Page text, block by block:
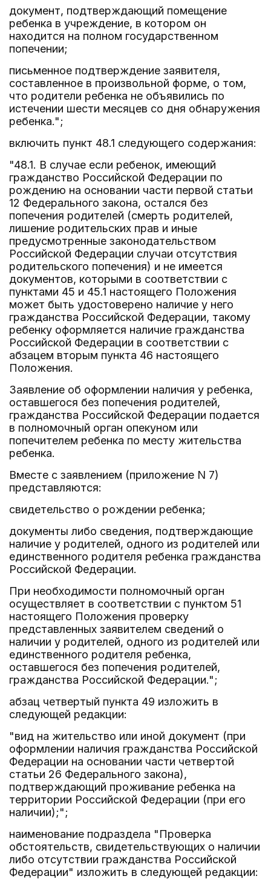
документ, подтверждающий помещение
ребенка в учреждение, в котором он
находится на полном государственном
попечении;
письменное подтверждение заявителя,
составленное в произвольной форме, о том,
что родители ребенка не объявились по
истечении шести месяцев со дня обнаружения
ребенка.";
включить пункт 48.1 следующего содержания:
"48.1. В случае если ребенок, имеющий
гражданство Российской Федерации по
рождению на основании части первой статьи
12 Федерального закона, остался без
попечения родителей (смерть родителей,
лишение родительских прав и иные
предусмотренные законодательством
Российской Федерации случаи отсутствия
родительского попечения) и не имеется
документов, которыми в соответствии с
пунктами 45 и 45.1 настоящего Положения
может быть удостоверено наличие у него
гражданства Российской Федерации, такому
ребенку оформляется наличие гражданства
Российской Федерации в соответствии с
абзацем вторым пункта 46 настоящего
Положения.
Заявление об оформлении наличия у ребенка,
оставшегося без попечения родителей,
гражданства Российской Федерации подается
в полномочный орган опекуном или
попечителем ребенка по месту жительства
ребенка.
Вместе с заявлением (приложение N 7)
представляются:
свидетельство о рождении ребенка;
документы либо сведения, подтверждающие
наличие у родителей, одного из родителей или
единственного родителя ребенка гражданства
Российской Федерации.
При необходимости полномочный орган
осуществляет в соответствии с пунктом 51
настоящего Положения проверку
представленных заявителем сведений о
наличии у родителей, одного из родителей или
единственного родителя ребенка,
оставшегося без попечения родителей,
гражданства Российской Федерации.";
абзац четвертый пункта 49 изложить в
следующей редакции:
"вид на жительство или иной документ (при
оформлении наличия гражданства Российской
Федерации на основании части четвертой
статьи 26 Федерального закона),
подтверждающий проживание ребенка на
территории Российской Федерации (при его
наличии);";
наименование подраздела "Проверка
обстоятельств, свидетельствующих о наличии
либо отсутствии гражданства Российской
Федерации" изложить в следующей редакции: